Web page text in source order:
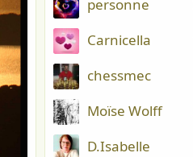
personne
Carnicella
chessmec
Moïse Wolff
D.Isabelle